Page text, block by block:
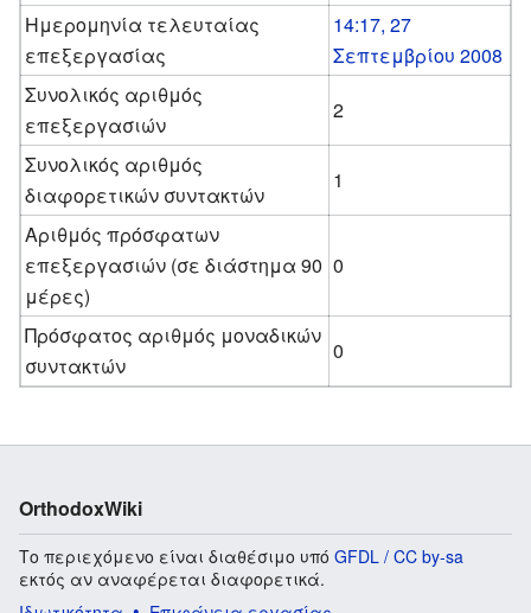
Ημερομηνία τελευταίας
επεξεργασίας
14:17, 27
Σεπτεμβρίου 2008
Συνολικός αριθμός
επεξεργασιών
2
Συνολικός αριθμός
διαφορετικών συντακτών
1
Αριθμός πρόσφατων
επεξεργασιών (σε διάστημα 90
μέρες)
0
Πρόσφατος αριθμός μοναδικών
συντακτών
0
OrthodoxWiki
Το περιεχόμενο είναι διαθέσιμο υπό GFDL / CC by-sa
εκτός αν αναφέρεται διαφορετικά.